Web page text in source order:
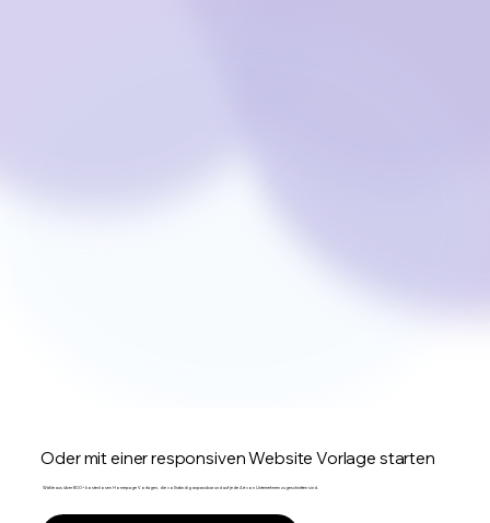
Oder mit einer responsiven Website Vorlage starten
Wähle aus über 800+ kostenlosen Homepage Vorlagen, die vollständig anpassbar und auf jede Art von Unternehmen zugeschnitten sind.